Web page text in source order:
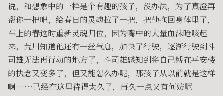
说，和想象中的一样是个有趣的孩子，没办法，为了真澄再
帮你一把吧，给春日的灵魂拉了一把，把他拖回身体里了，
车上的春这时重新灵魂归位，因为嘴中的大量血沫呛咳起
来，荒川知道他还有一丝气息，加快了行驶，逐渐行驶到斗
司雄无法再行动的地方了，斗司雄感知到将自己缚在平安楼
的执念又变多了，但又能怎么办呢，那孩子从以前就是这样
啊……已经在这里待得太久了，再久一点又有何妨呢